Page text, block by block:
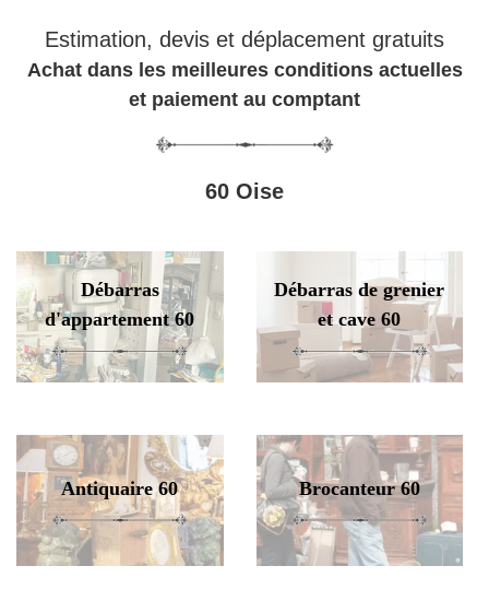
Estimation, devis et déplacement gratuits
Achat dans les meilleures conditions actuelles
et paiement au comptant
60 Oise
Débarras
d'appartement 60
Débarras de grenier
et cave 60
Antiquaire 60 Brocanteur 60